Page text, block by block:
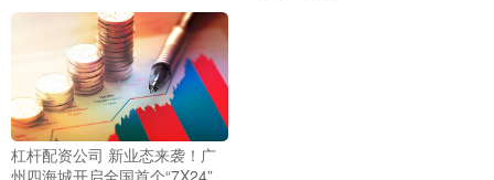
杠杆配资公司 新业态来袭！广
州四海城开启全国首个“7X24”